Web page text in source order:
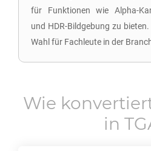
für Funktionen wie Alpha-
und HDR-Bildgebung zu
Wahl für Fachleute in der
Wie
in